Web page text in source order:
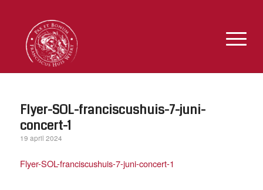
Flyer-SOL-franciscushuis-7-juni-
concert-1
19 april 2024
Flyer-SOL-franciscushuis-7-juni-concert-1